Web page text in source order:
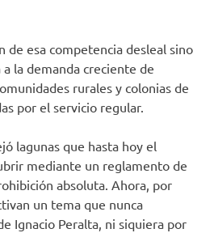
de esa competencia desleal sino
la demanda creciente de
rurales y colonias de
por el servicio regular.
lagunas que hasta hoy el
mediante un reglamento de
absoluta. Ahora, por
un tema que nunca
Ignacio Peralta, ni siquiera por